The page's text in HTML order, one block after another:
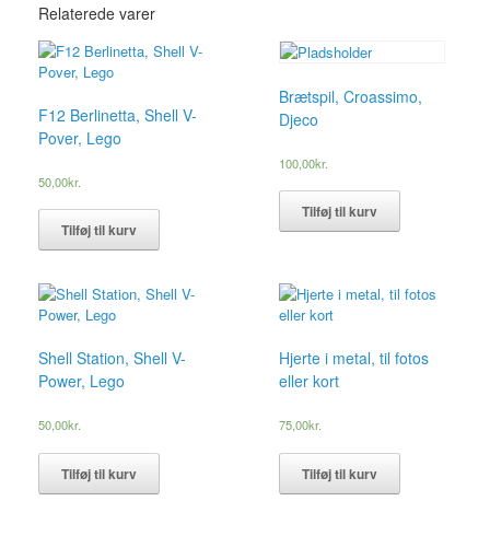
Relaterede varer
F12 Berlinetta, Shell V-
Pover, Lego
50,00kr.
Tilføj til kurv
Brætspil, Croassimo,
Djeco
100,00kr.
Tilføj til kurv
Shell Station, Shell V-
Power, Lego
50,00kr.
Tilføj til kurv
Hjerte i metal, til fotos
eller kort
75,00kr.
Tilføj til kurv